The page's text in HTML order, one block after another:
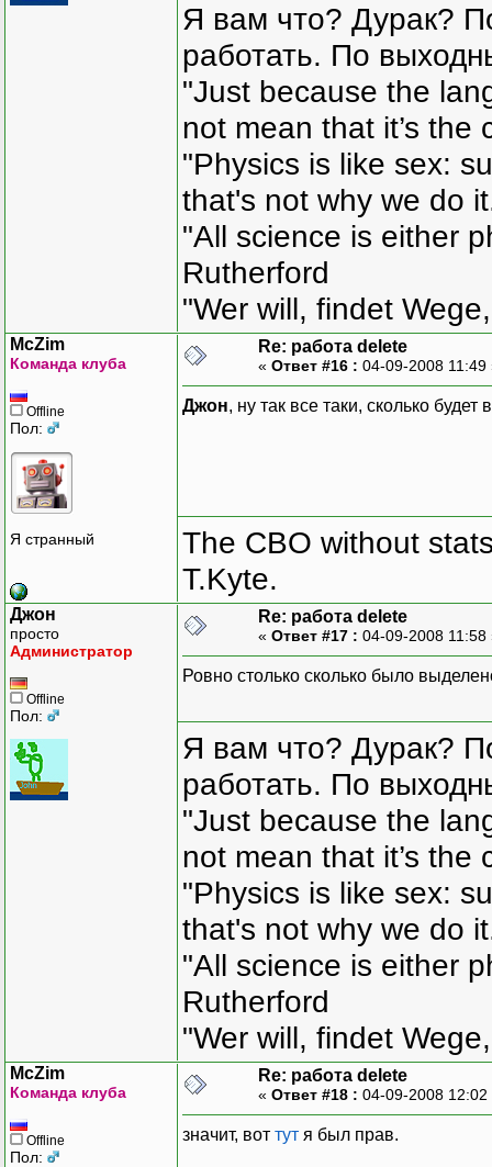
Я вам что? Дурак?
работать. По
"Just because the
not mean that it’s the
"Physics is like sex:
that's not why we do
"All science is either
Rutherford
"Wer will, findet
McZim
Команда клуба
Offline
Пол:
Я странный
Re: работа delete
« Ответ #16 : 04-09-2008
Джон, ну так все таки, сколько будет
The CBO without
T.Kyte.
Джон
просто
Администратор
Offline
Пол:
Re: работа delete
« Ответ #17 : 04-09-2008
Ровно столько сколько было
Я вам что? Дурак?
работать. По
"Just because the
not mean that it’s the
"Physics is like sex:
that's not why we do
"All science is either
Rutherford
"Wer will, findet
McZim
Команда клуба
Offline
Пол:
Re: работа delete
« Ответ #18 : 04-09-2008
значит, вот тут я был прав.